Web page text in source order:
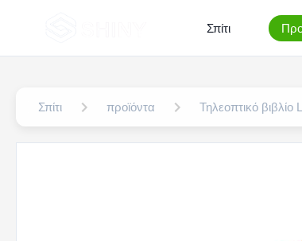
Σπίτι
Σπίτι προϊόντα Τηλεοπτικό βιβλίο